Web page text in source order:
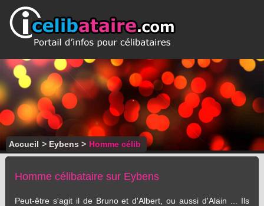
Accueil > Eybens > Homme célib
Homme célibataire sur Eybens
Peut-être s'agit il de Bruno et d'Albert, ou aussi d'Alain ... Ils